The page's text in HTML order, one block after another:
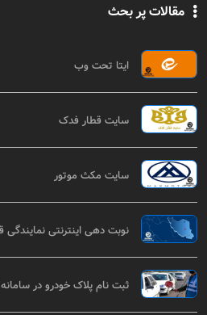
مقالات پر بحث
ایتا تحت وب
سایت قطار فدک
سایت مکث موتور
نوبت دهی اینترنتی نمایندگی
ثبت نام پلاک خودرو در